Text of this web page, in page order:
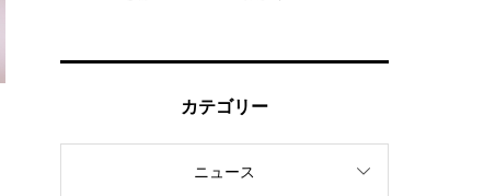
カテゴリー
ニュース